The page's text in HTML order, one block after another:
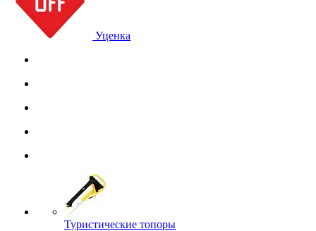
Уценка
Туристические топоры